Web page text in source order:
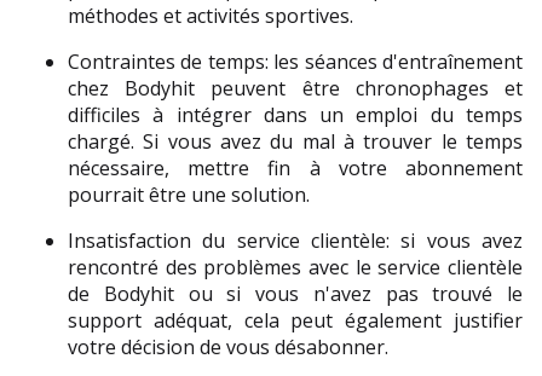
méthodes et activités sportives.
Contraintes de temps: les séances d'entraînement
chez Bodyhit peuvent être chronophages et
difficiles à intégrer dans un emploi du temps
chargé. Si vous avez du mal à trouver le temps
nécessaire, mettre fin à votre abonnement
pourrait être une solution.
Insatisfaction du service clientèle: si vous avez
rencontré des problèmes avec le service clientèle
de Bodyhit ou si vous n'avez pas trouvé le
support adéquat, cela peut également justifier
votre décision de vous désabonner.